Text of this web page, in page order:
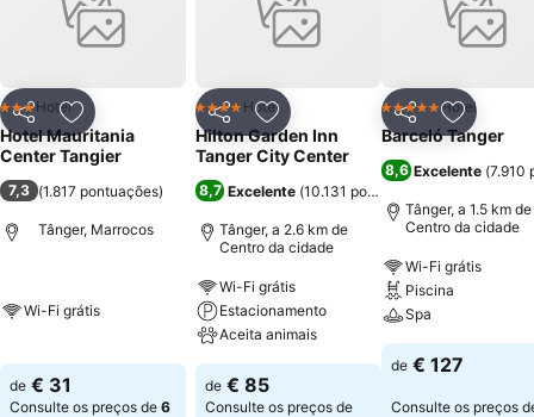
PartilharAdicionar aos favoritos
3 Estrelas
Hotel
Hotel Mauritania
Center Tangier
7,3 (1.817 pontuações)
Tânger, Marrocos
Wi-Fi grátis
de € 31
Consulte os preços de 6
PartilharAdicionar aos favoritos
4 EstrelasHotel
Hilton Garden Inn
Tanger City Center
8,7 Excelente (10.131 pontuações
Tânger, a 2.6 km de
Centro da cidade
Wi-Fi grátis
Estacionamento
Aceita animais
de € 85
Consulte os preços de
Partilhar
5 EstrelasHotel
Barceló Tanger
8,6 Excelente (7.910
Tânger, a 1.5 km de
Centro da cidade
Wi-Fi grátis
Piscina
Spa
de € 127
Consulte os preços